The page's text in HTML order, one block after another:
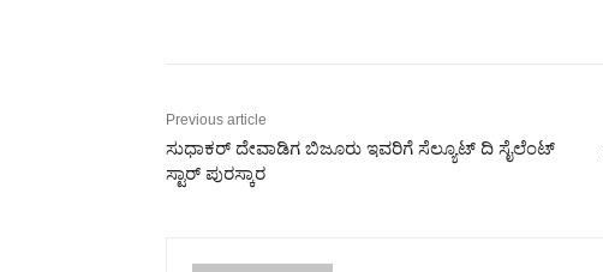
Previous article
ಸುಧಾಕರ್ ದೇವಾಡಿಗ ಬಿಜೂರು ಇವರಿಗೆ ಸೆಲ್ಯೂಟ್ ದಿ ಸೈಲೆಂಟ್
ಸ್ಟಾರ್ ಪುರಸ್ಕಾರ